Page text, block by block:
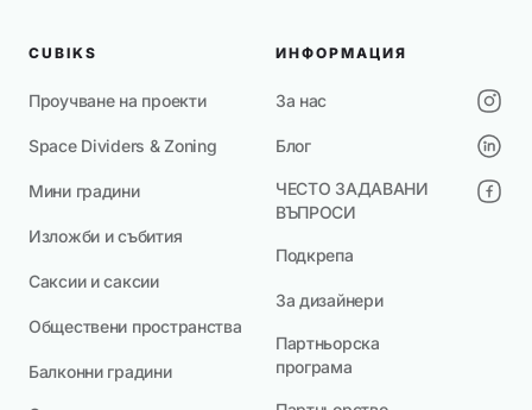
CUBIKS
Проучване на проекти
Space Dividers & Zoning
Мини градини
Изложби и събития
Саксии и саксии
Обществени пространства
Балконни градини
ИНФОРМАЦИЯ
За нас
Блог
ЧЕСТО ЗАДАВАНИ
ВЪПРОСИ
Подкрепа
За дизайнери
Партньорска
програма